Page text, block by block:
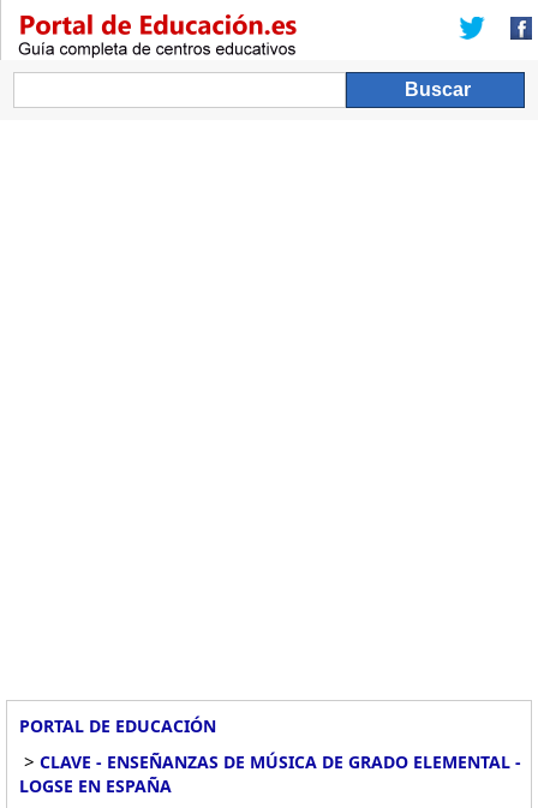
PORTAL DE EDUCACIÓN
> CLAVE - ENSEÑANZAS DE MÚSICA DE GRADO ELEMENTAL -
LOGSE EN ESPAÑA